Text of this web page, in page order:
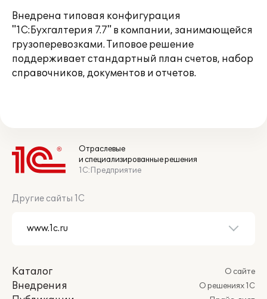
Внедрена типовая конфигурация
"1С:Бухгалтерия 7.7" в компании, занимающейся
грузоперевозками. Типовое решение
поддерживает стандартный план счетов, набор
справочников, документов и отчетов.
Отраслевые
и специализированные решения
1С:Предприятие
Другие сайты 1С
Каталог
Внедрения
О сайте
О решениях 1С